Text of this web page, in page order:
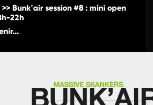
Bunk'air session #8 : mini open
22h